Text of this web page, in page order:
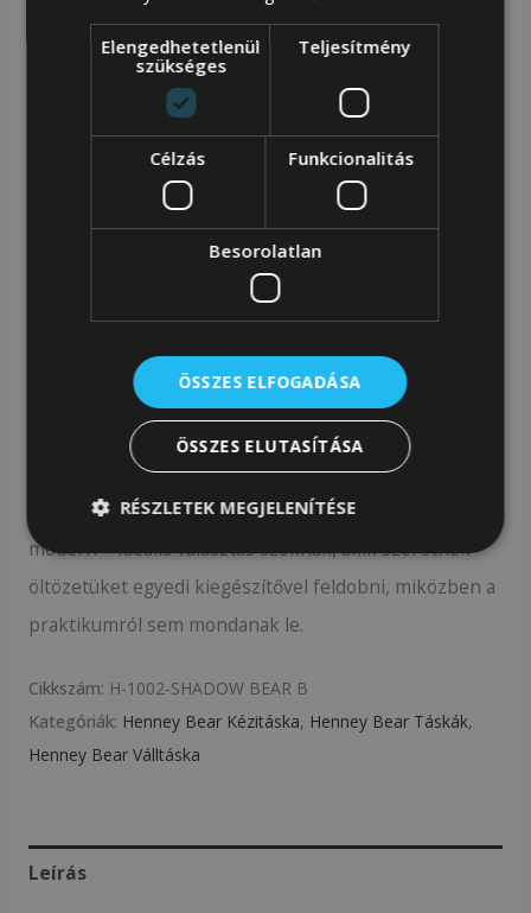
lecsatolható vállpánt
Több hordási mód: kézben, vállon vagy
keresztben
Ezüst színű fémkiegészítők
Közepes méret, praktikus mindennapokra
100% állati eredetű anyagtól mentes
Kiváló minőségű műbőr részletek
Levehető vállpánt és kézi fogantyúk
Finoman szőtt minta – tartós, nem nyomtatott
Precíz, erős varrás az esztétikus megjelenésért
Megbízható, strapabíró cipzár
Ez a női táska egyszerre játékos, nosztalgikus és
modern – ideális választás azoknak, akik szeretnék
öltözetüket egyedi kiegészítővel feldobni, miközben a
praktikumról sem mondanak le.
Cikkszám: H-1002-SHADOW BEAR B
Kategóriák: Henney Bear Kézitáska, Henney Bear Táskák,
Henney Bear Válltáska
Leírás
Elengedhetetlenül
szükséges
Teljesítmény
Célzás Funkcionalitás
Besorolatlan
ÖSSZES ELFOGADÁSA
ÖSSZES ELUTASÍTÁSA
RÉSZLETEK MEGJELENÍTÉSE